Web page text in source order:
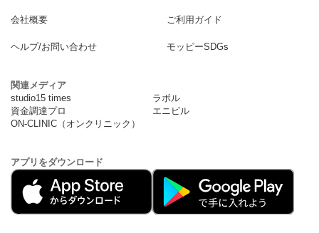
会社概要 ご利用ガイド
ヘルプ/お問い合わせ モッピーSDGs
関連メディア
studio15 times
ラボル
資金調達プロ
エニピル
ON-CLINIC（オンクリニック）
アプリをダウンロード